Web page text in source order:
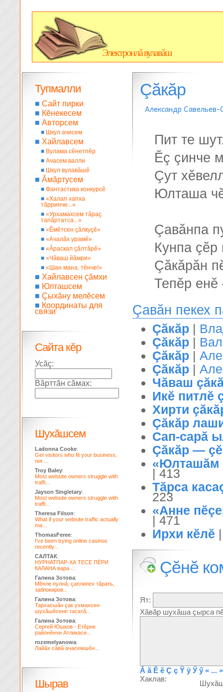
Электронлă вулавăш
Çăкăр
Александр Савельев-
Пит те
Ĕç çинче
Çут
Юлташа
Çавăнпа
Кунпа çĕр
Çăкăрăн
Тепĕр
Çавăн пекех
Çăкăр |
Çăкăр |
Çăкăр |
Çăкăр |
Чăваш
Икĕ питлĕ
Хирти
Çăкăр
Сап-сарă
Çăкăр —
«Юлташăм
| 413
Тăрса
223
«Анне
| 471
Ирхи кĕлĕ
Çĕнĕ
Ят:
Хăвăр шухăша çырса
Ă ă Ĕ ĕ Ç ç Ÿ ÿ Ӳ ӳ « ... »
Хаклав:
Тупмалли
■ Сайт пирки
■ Кĕнекесем
■ Авторсем
■ Шкул ачисем
■ Хайлавсем
■ Вулама сĕнетпĕр
■ Ачасем валли
■ Шкул вулавăшĕ
■ Ăмăртусем
■ Фантастика конкурсĕ
■ «Халап хапха
тăрринче...»
■ «Урхамахсем тăраç
тапăртатса...»
■ «Ĕмĕтсен çăлкуçĕ»
■ «Ачалăх урамĕ»
■ «Ăраскал çăлтăрĕ»
■ «Чăваш йăмри»
■ «Шан мана, тĕнче!»
■ Хайлавсен çăмхи
■ Юлташсем
■ Çыхăну мелĕсем
■ Координаты для
связи
Сайта кĕр
Усăç:
Вăрттăн сăмах:
Шухăшсем
Ladonna Cooke:
Get visitors who fit your business,
not ...
Troy Baley:
Most website owners struggle with
traffi...
Jayson Singletary:
Most website owners struggle with
traffi...
Theresa Filson:
What if your website traffic actually
ma...
ThomasFeree:
I've been trying online casinos
recently...
САЛТАК:
НУРНАТПАР-ХА ТЕСЕ ПЁРИ
КАЛАНА вара ...
Галина Зотова:
Мĕнле пулнă, çаплипех тăрать,
заблокиров...
Галина Зотова:
Тархасшăн çак ухмахсен
шухăшĕсене тасатă...
Галина Зотова:
Сергей Юшков - Етĕрне
районĕнчи Атликаси...
rozemelyanowa:
Лайăх сăвă ачасемшĕн...
Шырав